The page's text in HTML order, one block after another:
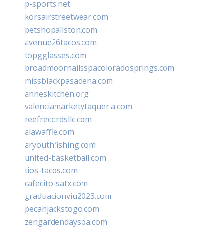
p-sports.net
korsairstreetwear.com
petshopallston.com
avenue26tacos.com
topgglasses.com
broadmoornailsspacoloradosprings.com
missblackpasadena.com
anneskitchen.org
valenciamarketytaqueria.com
reefrecordsllc.com
alawaffle.com
aryouthfishing.com
united-basketball.com
tios-tacos.com
cafecito-satx.com
graduacionviu2023.com
pecanjackstogo.com
zengardendayspa.com